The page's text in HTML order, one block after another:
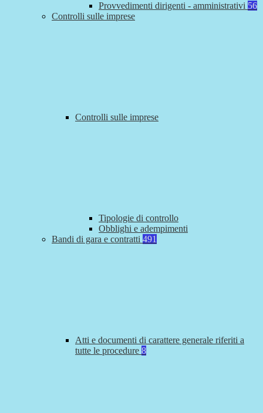
Provvedimenti dirigenti - amministrativi 56
Controlli sulle imprese
Controlli sulle imprese
Tipologie di controllo
Obblighi e adempimenti
Bandi di gara e contratti 491
Atti e documenti di carattere generale riferiti a
tutte le procedure 8